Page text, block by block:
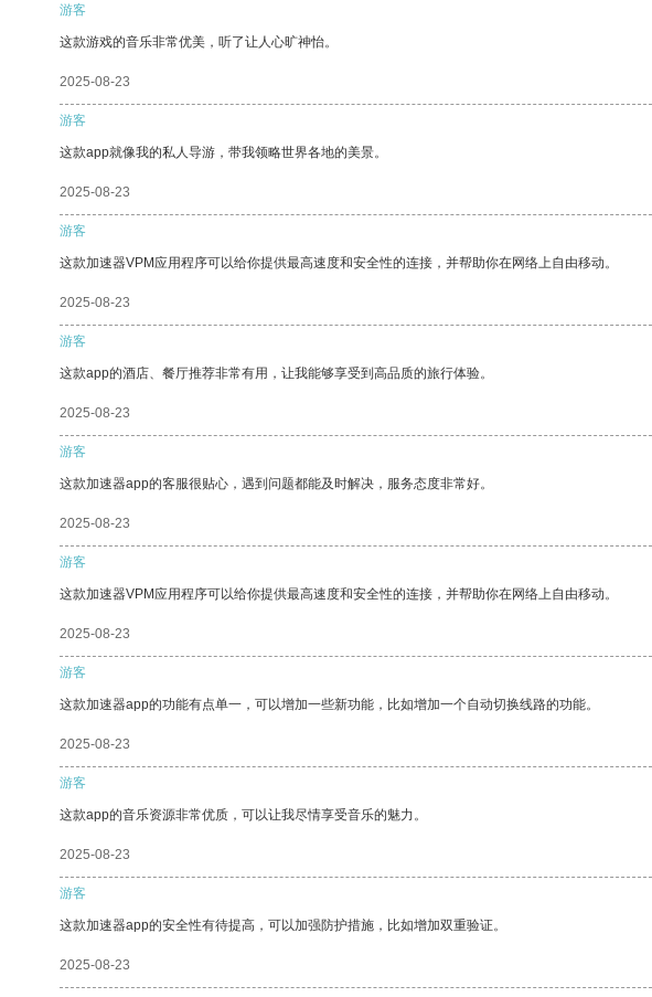
游客
这款游戏的音乐非常优美，听了让人心旷神怡。
2025-08-23
游客
这款app就像我的私人导游，带我领略世界各地的美景。
2025-08-23
游客
这款加速器VPM应用程序可以给你提供最高速度和安全性的连接，并帮助你在网络上自由移动。
2025-08-23
游客
这款app的酒店、餐厅推荐非常有用，让我能够享受到高品质的旅行体验。
2025-08-23
游客
这款加速器app的客服很贴心，遇到问题都能及时解决，服务态度非常好。
2025-08-23
游客
这款加速器VPM应用程序可以给你提供最高速度和安全性的连接，并帮助你在网络上自由移动。
2025-08-23
游客
这款加速器app的功能有点单一，可以增加一些新功能，比如增加一个自动切换线路的功能。
2025-08-23
游客
这款app的音乐资源非常优质，可以让我尽情享受音乐的魅力。
2025-08-23
游客
这款加速器app的安全性有待提高，可以加强防护措施，比如增加双重验证。
2025-08-23